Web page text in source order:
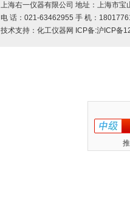
上海右一仪器有限公司 地址：上海市宝
电 话：021-63462955 手 机：
技术支持： 化工仪器网 ICP备:沪ICP备